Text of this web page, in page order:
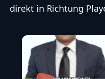
direkt in Richtung